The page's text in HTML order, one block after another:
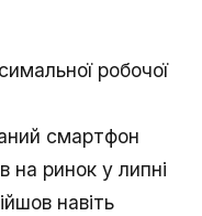
робочої
смартфон
на ринок у липні
навіть